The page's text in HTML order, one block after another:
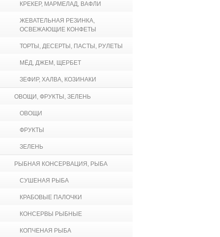
КРЕКЕР, МАРМЕЛАД, ВАФЛИ
ЖЕВАТЕЛЬНАЯ РЕЗИНКА,
ОСВЕЖАЮЩИЕ КОНФЕТЫ
ТОРТЫ, ДЕСЕРТЫ, ПАСТЫ, РУЛЕТЫ
МЁД, ДЖЕМ, ЩЕРБЕТ
ЗЕФИР, ХАЛВА, КОЗИНАКИ
ОВОЩИ, ФРУКТЫ, ЗЕЛЕНЬ
ОВОЩИ
ФРУКТЫ
ЗЕЛЕНЬ
РЫБНАЯ КОНСЕРВАЦИЯ, РЫБА
СУШЕНАЯ РЫБА
КРАБОВЫЕ ПАЛОЧКИ
КОНСЕРВЫ РЫБНЫЕ
КОПЧЕНАЯ РЫБА